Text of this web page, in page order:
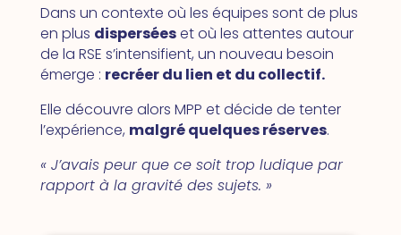
Dans un contexte où les équipes sont de plus
en plus disperséeset où les attentes autour
de la RSE s’intensifient, un nouveau besoin
émerge : recréer du lien et du collectif.
Elle découvre alors MPP et décide de tenter
l’expérience, malgré quelques réserves.
« J’avais peur que ce soit trop ludique par
rapport à la gravité des sujets. »